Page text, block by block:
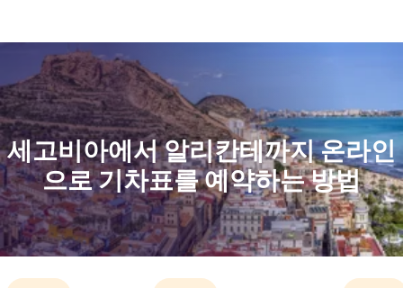
세고비아에서 알리칸테까지 온라인
으로 기차표를 예약하는 방법